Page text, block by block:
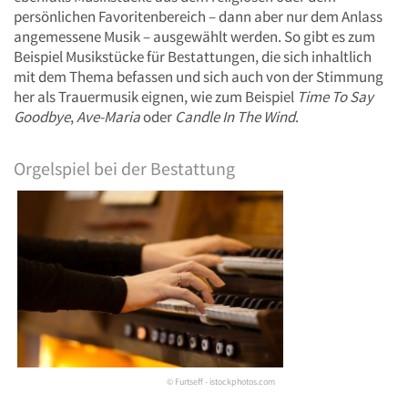
persönlichen Favoritenbereich – dann aber nur dem Anlass
angemessene Musik – ausgewählt werden. So gibt es zum
Beispiel Musikstücke für Bestattungen, die sich inhaltlich
mit dem Thema befassen und sich auch von der Stimmung
her als Trauermusik eignen, wie zum Beispiel Time To Say
Goodbye,Ave-Mariaoder Candle In The Wind.
Orgelspiel bei der Bestattung
© Furtseff - istockphotos.com